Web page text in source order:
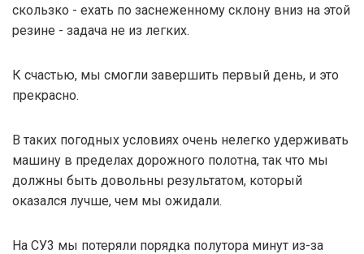
скользко - ехать по заснеженному склону вниз на этой
резине - задача не из легких.
К счастью, мы смогли завершить первый день, и это
прекрасно.
В таких погодных условиях очень нелегко удерживать
машину в пределах дорожного полотна, так что мы
должны быть довольны результатом, который
оказался лучше, чем мы ожидали.
На СУ3 мы потеряли порядка полутора минут из-за